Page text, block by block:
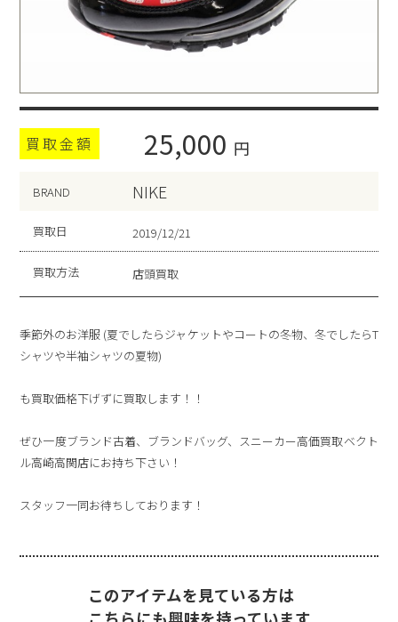
買取金額 25,000 円
BRAND NIKE
買取日 2019/12/21
買取方法 店頭買取
季節外のお洋服 (夏でしたらジャケットやコートの冬物、冬でしたらT
シャツや半袖シャツの夏物)
も買取価格下げずに買取します！！
ぜひ一度ブランド古着、ブランドバッグ、スニーカー高価買取ベクト
ル高崎高関店にお持ち下さい！
スタッフ一同お待ちしております！
このアイテムを見ている方は